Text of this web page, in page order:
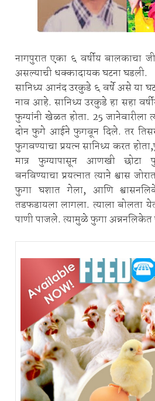
नागपुरात एका ६ वर्षीय बालकाचा
असल्याची धक्कादायक घटना घडली.
सानिध्य आनंद उरकुडे ६ वर्षे असे या
नाव आहे. सानिध्य उरकुडे हा सहा
फुग्यांनी खेळत होता. 25 जानेवारीला
दोन फुगे आईने फुगवून दिले. तर
फुगवण्याचा प्रयत्न सानिध्य करत
मात्र फुग्यापासून आणखी छोटा
बनविण्याचा प्रयत्नात त्याने श्वास
फुगा घशात गेला, आणि
तडफडायला लागला. त्याला बोलता
पाणी पाजले. त्यामुळे फुगा